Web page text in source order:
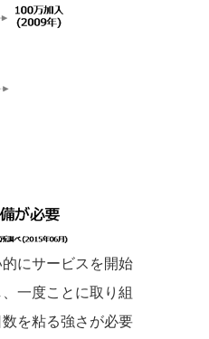
にサービスを開始
一度ことに取り組
を粘る強さが必要